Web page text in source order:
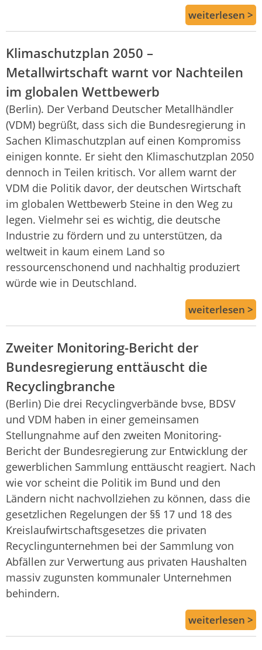
weiterlesen >
Klimaschutzplan 2050 –
Metallwirtschaft warnt vor Nachteilen
im globalen Wettbewerb
(Berlin). Der Verband Deutscher Metallhändler
(VDM) begrüßt, dass sich die Bundesregierung in
Sachen Klimaschutzplan auf einen Kompromiss
einigen konnte. Er sieht den Klimaschutzplan 2050
dennoch in Teilen kritisch. Vor allem warnt der
VDM die Politik davor, der deutschen Wirtschaft
im globalen Wettbewerb Steine in den Weg zu
legen. Vielmehr sei es wichtig, die deutsche
Industrie zu fördern und zu unterstützen, da
weltweit in kaum einem Land so
ressourcenschonend und nachhaltig produziert
würde wie in Deutschland.
weiterlesen >
Zweiter Monitoring-Bericht der
Bundesregierung enttäuscht die
Recyclingbranche
(Berlin) Die drei Recyclingverbände bvse, BDSV
und VDM haben in einer gemeinsamen
Stellungnahme auf den zweiten Monitoring-
Bericht der Bundesregierung zur Entwicklung der
gewerblichen Sammlung enttäuscht reagiert. Nach
wie vor scheint die Politik im Bund und den
Ländern nicht nachvollziehen zu können, dass die
gesetzlichen Regelungen der §§ 17 und 18 des
Kreislaufwirtschaftsgesetzes die privaten
Recyclingunternehmen bei der Sammlung von
Abfällen zur Verwertung aus privaten Haushalten
massiv zugunsten kommunaler Unternehmen
behindern.
weiterlesen >